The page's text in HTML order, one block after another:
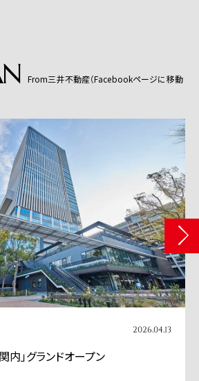
From三井不動産（Facebookページに移動
2026.04.13
内」グランドオープン